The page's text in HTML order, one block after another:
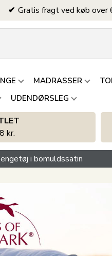
Gratis fragt ved køb over
MADRASSER
UDENDØRSLEG
kr.
i bomuldssatin